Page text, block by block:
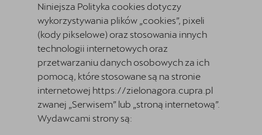
Akcesoria CUPRA
Jazda próbna CUPRĄ
Kontakt
Najem długoterminowy
Niniejsza Polityka cookies dotyczy
wykorzystywania plików „cookies”, pixeli
(kody pikselowe) oraz stosowania innych
technologii internetowych oraz
przetwarzaniu danych osobowych za ich
pomocą, które stosowane są na stronie
internetowej https://zielonagora.cupra.pl
zwanej „Serwisem” lub „stroną internetową”.
Wydawcami strony są: